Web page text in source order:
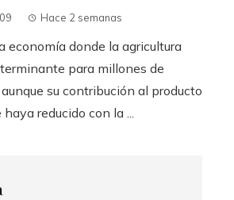
Hace 2 semanas
economía donde la agricultura
para millones de
su contribución al producto
reducido con la ...